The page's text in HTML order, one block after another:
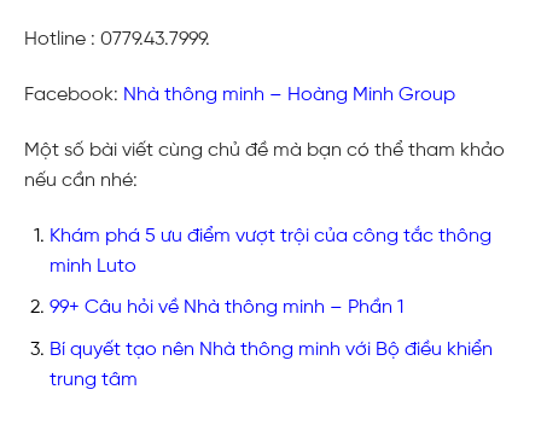
Hotline : 0779.43.7999.
Facebook: Nhà thông minh – Hoàng Minh Group
Một số bài viết cùng chủ đề mà bạn có thể tham khảo
nếu cần nhé:
Khám phá 5 ưu điểm vượt trội của công tắc thông
minh Luto
99+ Câu hỏi về Nhà thông minh – Phần 1
Bí quyết tạo nên Nhà thông minh với Bộ điều khiển
trung tâm